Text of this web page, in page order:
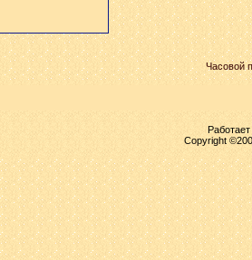
Часовой
Copyright